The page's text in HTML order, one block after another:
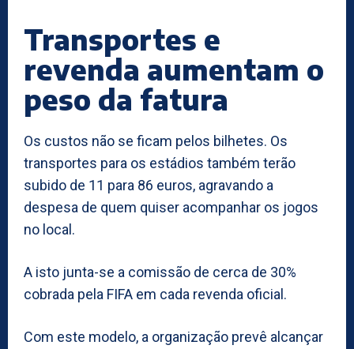
Transportes e
revenda aumentam o
peso da fatura
Os custos não se ficam pelos bilhetes. Os
transportes para os estádios também terão
subido de 11 para 86 euros, agravando a
despesa de quem quiser acompanhar os jogos
no local.
A isto junta-se a comissão de cerca de 30%
cobrada pela FIFA em cada revenda oficial.
Com este modelo, a organização prevê alcançar